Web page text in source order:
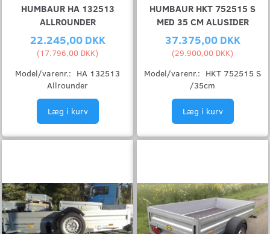
HUMBAUR HA 132513
ALLROUNDER
22.245,00 DKK
(17.796,00 DKK)
Model/varenr.: HA 132513
Allrounder
Læg i kurv
HUMBAUR HKT 752515 S
MED 35 CM ALUSIDER
37.375,00 DKK
(29.900,00 DKK)
Model/varenr.: HKT 752515 S
/35cm
Læg i kurv